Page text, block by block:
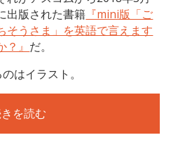
出版された書籍 『mini版「ご
そうさま」を英語で言えます
？』 だ。
はイラスト。
を読む